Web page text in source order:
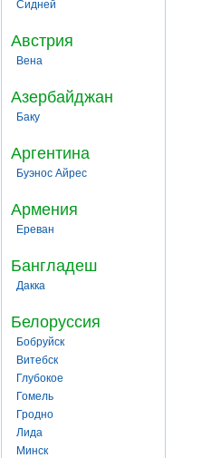
Сидней
Австрия
Вена
Азербайджан
Баку
Аргентина
Буэнос Айрес
Армения
Ереван
Бангладеш
Дакка
Белоруссия
Бобруйск
Витебск
Глубокое
Гомель
Гродно
Лида
Минск